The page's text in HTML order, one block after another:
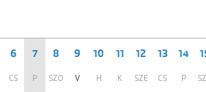
6
CS
7
P
8
SZO
9
V
10
H
11
K
12
SZE
13
CS
14
P